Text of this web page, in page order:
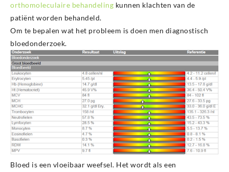
orthomoleculaire behandeling kunnen klachten van de
patiënt worden behandeld.
Om te bepalen wat het probleem is doen men diagnostisch
bloedonderzoek.
Bloed is een vloeibaar weefsel. Het wordt als een